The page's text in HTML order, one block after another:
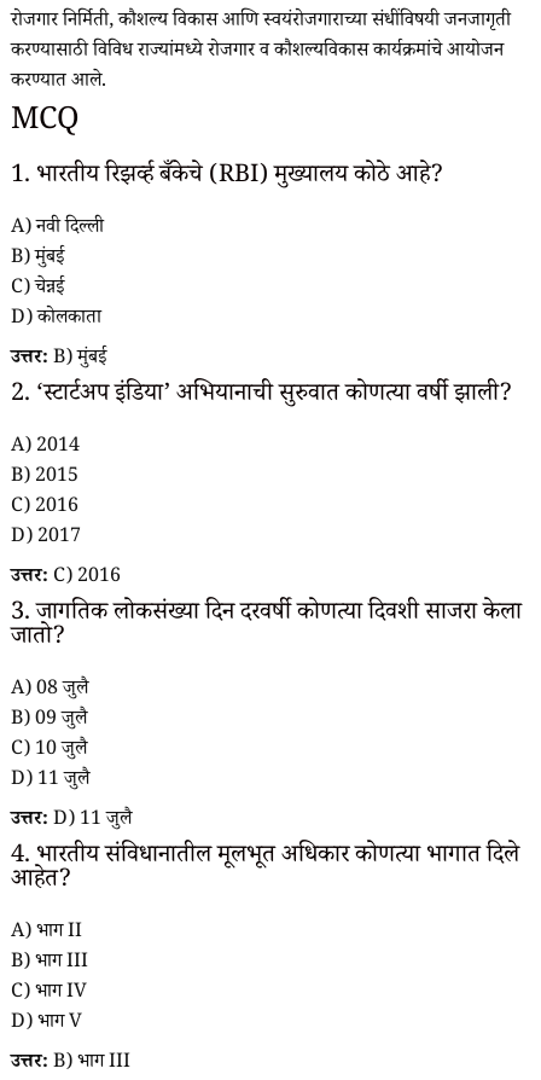
रोजगार निर्मिती, कौशल्य विकास आणि स्वयंरोजगाराच्या संधींविषयी जनजागृती
करण्यासाठी विविध राज्यांमध्ये रोजगार व कौशल्यविकास कार्यक्रमांचे आयोजन
करण्यात आले.
MCQ
1. भारतीय रिझर्व्ह बँकेचे (RBI) मुख्यालय कोठे आहे?
A) नवी दिल्ली
B) मुंबई
C) चेन्नई
D) कोलकाता
उत्तर: B) मुंबई
2. ‘स्टार्टअप इंडिया’ अभियानाची सुरुवात कोणत्या वर्षी झाली?
A) 2014
B) 2015
C) 2016
D) 2017
उत्तर: C) 2016
3. जागतिक लोकसंख्या दिन दरवर्षी कोणत्या दिवशी साजरा केला
जातो?
A) 08 जुलै
B) 09 जुलै
C) 10 जुलै
D) 11 जुलै
उत्तर: D) 11 जुलै
4. भारतीय संविधानातील मूलभूत अधिकार कोणत्या भागात दिले
आहेत?
A) भाग II
B) भाग III
C) भाग IV
D) भाग V
उत्तर: B) भाग III